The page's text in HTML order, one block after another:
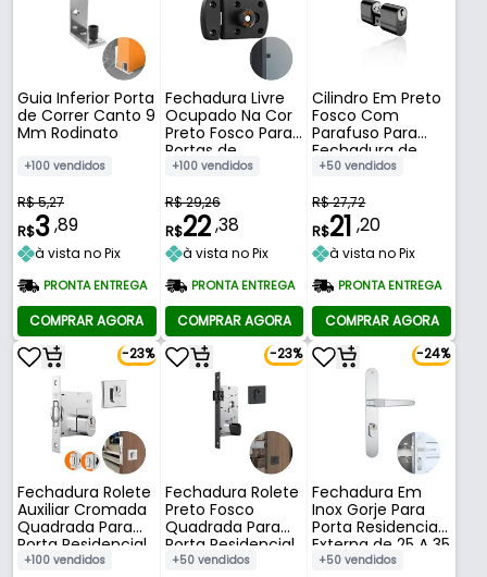
Guia Inferior Porta
de Correr Canto 9
Mm Rodinato
+100 vendidos
R$ 5,27
R$3,89
à vista no Pix
PRONTA ENTREGA
COMPRAR AGORA
Fechadura Livre
Ocupado Na Cor
Preto Fosco Para
Portas de
Banheiro Vestiário
Stam
+100 vendidos
R$ 29,26
R$22,38
à vista no Pix
PRONTA ENTREGA
COMPRAR AGORA
Cilindro Em Preto
Fosco Com
Parafuso Para
Fechadura de
Porta Externa
+50 vendidos
R$ 27,72
R$21 ,20
à vista no Pix
PRONTA ENTREGA
COMPRAR AGORA
-23%
Fechadura Rolete
Auxiliar Cromada
Quadrada Para
Porta Residencial
Pivotante Externa
+100 vendidos
-23%
Fechadura Rolete
Preto Fosco
Quadrada Para
Porta Residencial
Pivotante Externa
+50 vendidos
-24%
Fechadura Em
Inox Gorje Para
Porta Residencial
Externa de 25 A 35
Mm 501-502/03
+50 vendidos